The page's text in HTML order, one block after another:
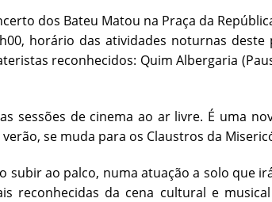
dos Bateu Matou na Praça da
horário das atividades noturnas
reconhecidos: Quim Albergaria
sessões de cinema ao ar livre. É uma
se muda para os Claustros da
subir ao palco, numa atuação a solo que
reconhecidas da cena cultural e